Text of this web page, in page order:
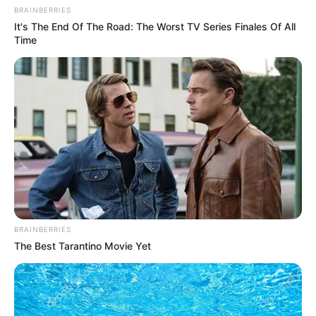
„Minden érző, alkotó, szerető, öntudatra ébredő
BRAINBERRIES
It's The End Of The Road: The Worst TV Series Finales Of All
Time
BRAINBERRIES
The Best Tarantino Movie Yet